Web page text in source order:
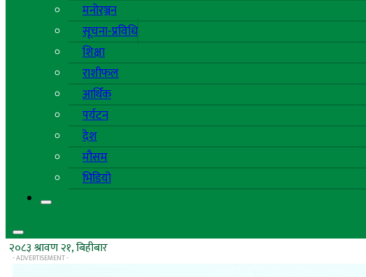
मनोरञ्जन
सूचना-प्रविधि
शिक्षा
राशीफल
आर्थिक
पर्यटन
देश
मौसम
भिडियो
२०८३ श्रावण २१, बिहीबार
- ADVERTISEMENT -